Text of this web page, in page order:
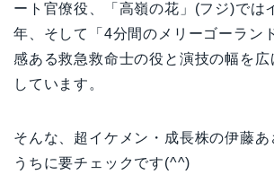
ート官僚役、「高嶺の花」(フジ)では
年、そして「4分間のメリーゴーラン
感ある救急救命士の役と演技の幅を広
しています。
そんな、超イケメン・成長株の伊藤
うちに要チェックです(^^)